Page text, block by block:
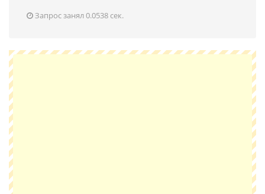
Запрос занял 0.0538 сек.